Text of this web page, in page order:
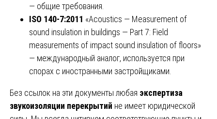
— общие требования.
ISO 140-7:2011 «Acoustics — Measurement of
sound insulation in buildings — Part 7: Field
measurements of impact sound insulation of floors»
— международный аналог, используется при
спорах с иностранными застройщиками.
Без ссылок на эти документы любая экспертиза
звукоизоляции перекрытий не имеет юридической